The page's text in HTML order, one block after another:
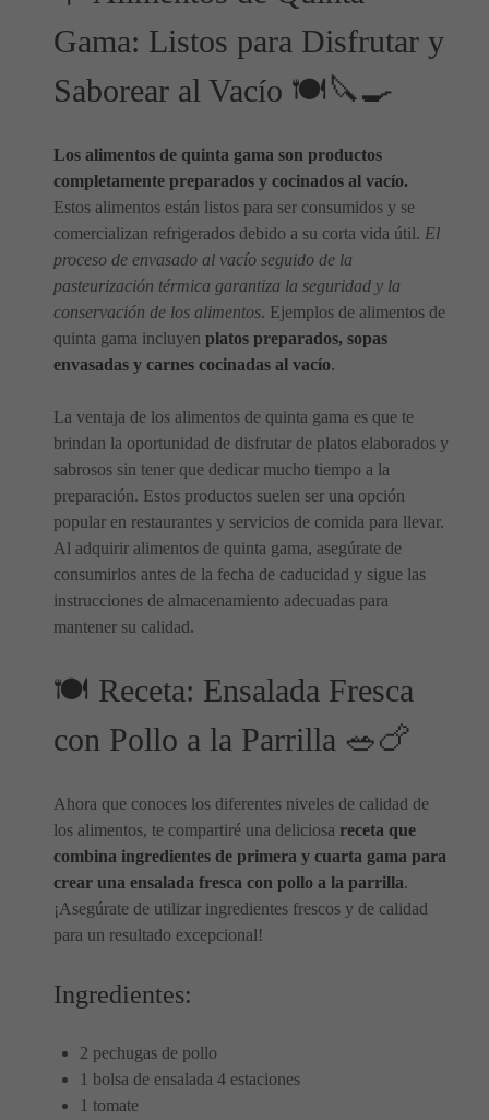
Gama: Listos para Disfrutar y
Saborear al Vacío 🍽️🔪🍳
Los alimentos de quinta gama son productos
completamente preparados y cocinados al vacío.
Estos alimentos están listos para ser consumidos y se
comercializan refrigerados debido a su corta vida útil. El
proceso de envasado al vacío seguido de la
pasteurización térmica garantiza la seguridad y la
conservación de los alimentos. Ejemplos de alimentos de
quinta gama incluyen platos preparados, sopas
envasadas y carnes cocinadas al vacío.
La ventaja de los alimentos de quinta gama es que te
brindan la oportunidad de disfrutar de platos elaborados y
sabrosos sin tener que dedicar mucho tiempo a la
preparación. Estos productos suelen ser una opción
popular en restaurantes y servicios de comida para llevar.
Al adquirir alimentos de quinta gama, asegúrate de
consumirlos antes de la fecha de caducidad y sigue las
instrucciones de almacenamiento adecuadas para
mantener su calidad.
🍽️ Receta: Ensalada Fresca
con Pollo a la Parrilla 🥗🍗
Ahora que conoces los diferentes niveles de calidad de
los alimentos, te compartiré una deliciosa receta que
combina ingredientes de primera y cuarta gama para
crear una ensalada fresca con pollo a la parrilla.
¡Asegúrate de utilizar ingredientes frescos y de calidad
para un resultado excepcional!
Ingredientes:
2 pechugas de pollo
1 bolsa de ensalada 4 estaciones
1 tomate